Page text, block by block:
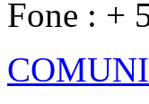
Fone : +